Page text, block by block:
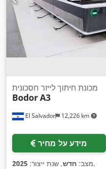
El Salvador 12,226 km
מכונת חיתוך לייזר חסכונית
BodorA3
מידע על מחיר
מצב: חדש, שנת ייצור: 2025 ,